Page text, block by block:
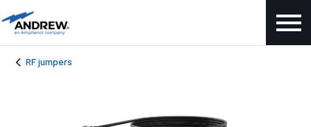
RF jumpers